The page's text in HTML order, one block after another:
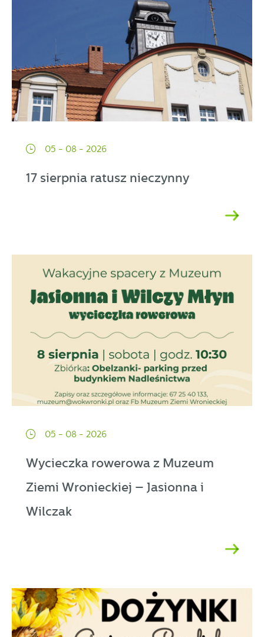
05 - 08 - 2026
17 sierpnia ratusz nieczynny
05 - 08 - 2026
Wycieczka rowerowa z Muzeum
Ziemi Wronieckiej – Jasionna i
Wilczak